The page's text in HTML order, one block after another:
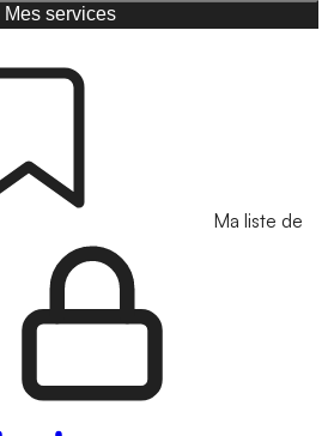
Mes services
Ma liste de